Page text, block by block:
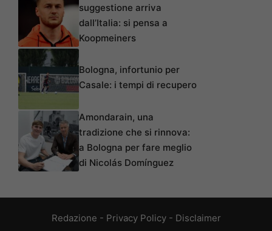
suggestione arriva
dall’Italia: si pensa a
Koopmeiners
Bologna, infortunio per
Casale: i tempi di recupero
Amondarain, una
tradizione che si rinnova:
a Bologna per fare meglio
di Nicolás Domínguez
Redazione - Privacy Policy- Disclaimer